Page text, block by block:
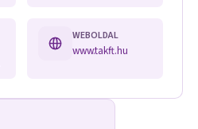
WEBOLDAL
www.takft.hu